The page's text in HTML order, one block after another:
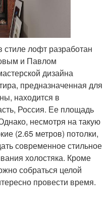
лофт разработан
и Павлом
дизайна
предназначенная для
находится в
Россия. Ее площадь
несмотря на такую
(2.65 метров) потолки,
современное стильное
холостяка. Кроме
собраться целой
провести время.